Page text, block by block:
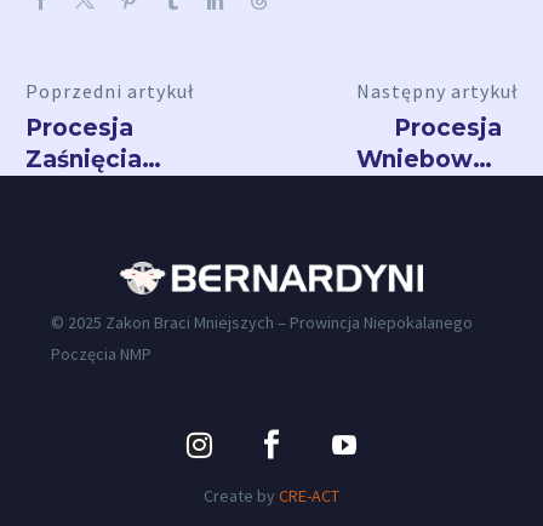
Poprzedni artykuł
Procesja
Zaśnięcia
Następny artykuł
Procesja
Wniebowzięcia
© 2025 Zakon Braci Mniejszych – Prowincja Niepokalanego
Poczęcia NMP
Create by CRE-ACT